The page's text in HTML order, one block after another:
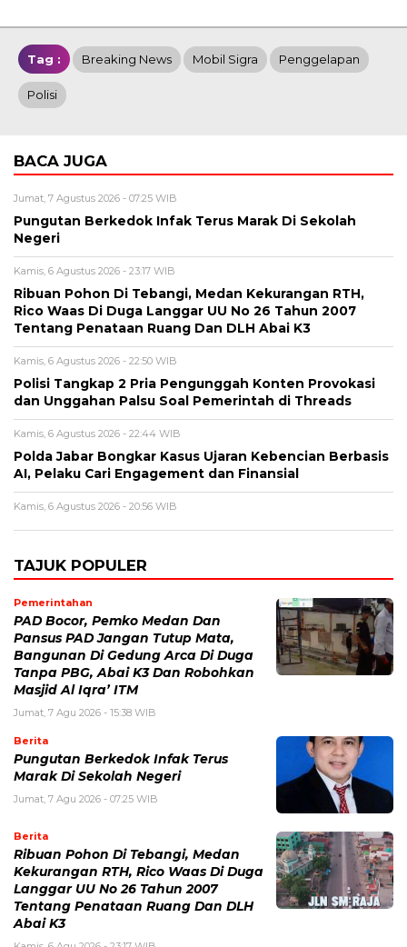
Tag : Breaking News Mobil Sigra Penggelapan
Polisi
BACA JUGA
Jumat, 7 Agustus 2026 - 07:25 WIB
Pungutan Berkedok Infak Terus Marak Di Sekolah
Negeri
Kamis, 6 Agustus 2026 - 23:17 WIB
Ribuan Pohon Di Tebangi, Medan Kekurangan RTH,
Rico Waas Di Duga Langgar UU No 26 Tahun 2007
Tentang Penataan Ruang Dan DLH Abai K3
Kamis, 6 Agustus 2026 - 22:50 WIB
Polisi Tangkap 2 Pria Pengunggah Konten Provokasi
dan Unggahan Palsu Soal Pemerintah di Threads
Kamis, 6 Agustus 2026 - 22:44 WIB
Polda Jabar Bongkar Kasus Ujaran Kebencian Berbasis
AI, Pelaku Cari Engagement dan Finansial
Kamis, 6 Agustus 2026 - 20:56 WIB
TAJUK POPULER
Pemerintahan
PAD Bocor, Pemko Medan Dan
Pansus PAD Jangan Tutup Mata,
Bangunan Di Gedung Arca Di Duga
Tanpa PBG, Abai K3 Dan Robohkan
Masjid Al Iqra’ ITM
Jumat, 7 Agu 2026 - 15:38 WIB
Berita
Pungutan Berkedok Infak Terus
Marak Di Sekolah Negeri
Jumat, 7 Agu 2026 - 07:25 WIB
Berita
Ribuan Pohon Di Tebangi, Medan
Kekurangan RTH, Rico Waas Di Duga
Langgar UU No 26 Tahun 2007
Tentang Penataan Ruang Dan DLH
Abai K3